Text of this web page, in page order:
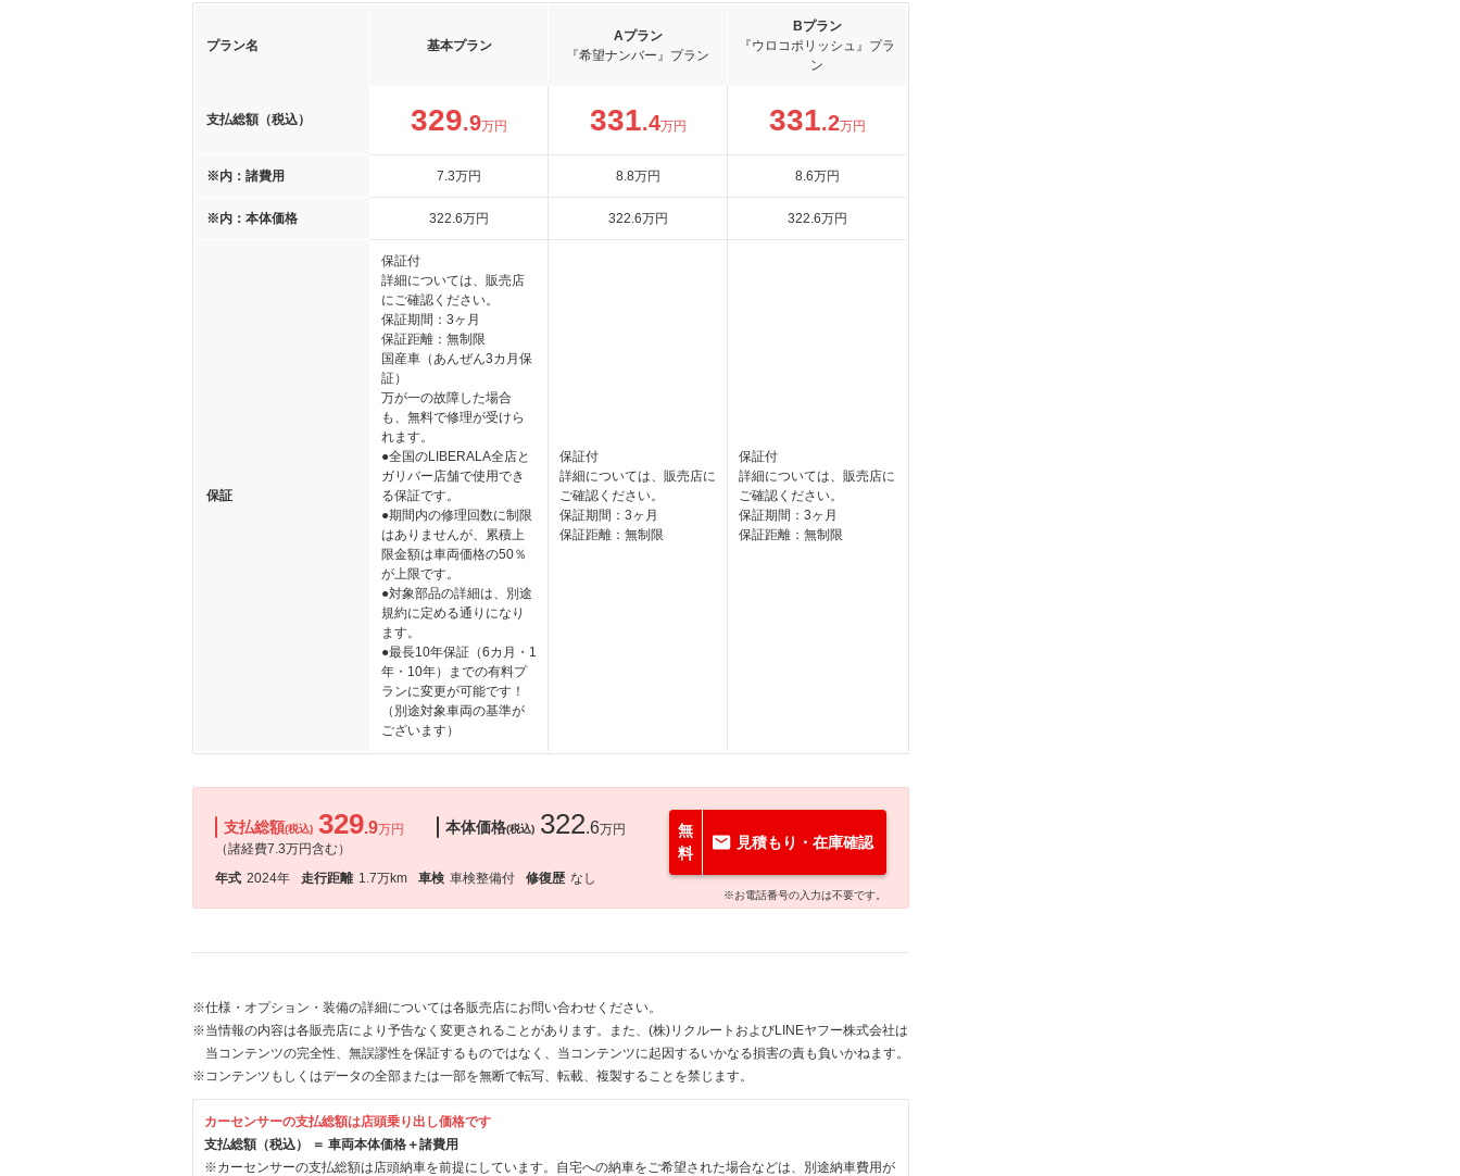
プラン名 基本プラン
Aプラン
『希望ナンバー』プラン
Bプラン
『ウロコポリッシュ』プラ
ン
支払総額（税込） 329.9万円 331.4万円 331.2万円
※内：諸費用 7.3万円 8.8万円 8.6万円
※内：本体価格 322.6万円 322.6万円 322.6万円
保証
保証付
詳細については、販売店
にご確認ください。
保証期間：3ヶ月
保証距離：無制限
国産車（あんぜん3カ月保
証）
万が一の故障した場合
も、無料で修理が受けら
れます。
●全国のLIBERALA全店と
ガリバー店舗で使用でき
る保証です。
●期間内の修理回数に制限
はありませんが、累積上
限金額は車両価格の50％
が上限です。
●対象部品の詳細は、別途
規約に定める通りになり
ます。
●最長10年保証（6カ月・1
年・10年）までの有料プ
ランに変更が可能です！
（別途対象車両の基準が
ございます）
保証付
詳細については、販売店に
ご確認ください。
保証期間：3ヶ月
保証距離：無制限
保証付
詳細については、販売店に
ご確認ください。
保証期間：3ヶ月
保証距離：無制限
支払総額(税込) 329.9万円
（諸経費7.3万円含む）
本体価格(税込) 322.6万円
年式 2024年 走行距離 1.7万km 車検 車検整備付 修復歴 なし
無
料
見積もり・在庫確認
※お電話番号の入力は不要です。
※仕様・オプション・装備の詳細については各販売店にお問い合わせください。
※当情報の内容は各販売店により予告なく変更されることがあります。また、(株)リクルートおよびLINEヤフー株式会社は
当コンテンツの完全性、無誤謬性を保証するものではなく、当コンテンツに起因するいかなる損害の責も負いかねます。
※コンテンツもしくはデータの全部または一部を無断で転写、転載、複製することを禁じます。
カーセンサーの支払総額は店頭乗り出し価格です
支払総額（税込） ＝ 車両本体価格＋諸費用
※カーセンサーの支払総額は店頭納車を前提にしています。自宅への納車をご希望された場合などは、別途納車費用が